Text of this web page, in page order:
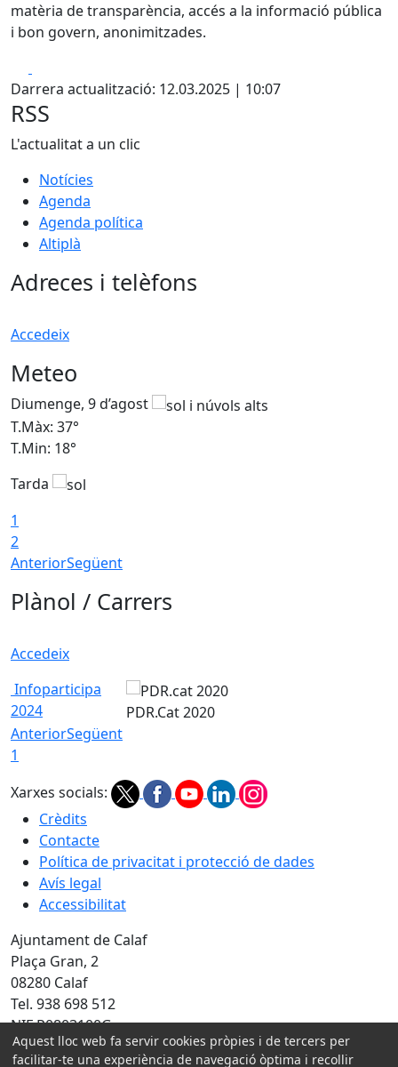
matèria de transparència, accés a la informació pública
i bon govern, anonimitzades.
Darrera actualització: 12.03.2025 | 10:07
RSS
L'actualitat a un clic
Notícies
Agenda
Agenda política
Altiplà
Adreces i telèfons
Accedeix
Meteo
Diumenge, 9 d’agost
T.Màx: 37°
T.Min: 18°
Tarda
1
2
AnteriorSegüent
Plànol / Carrers
Accedeix
Infoparticipa
2024
PDR.Cat 2020
AnteriorSegüent
1
Xarxes socials:
Crèdits
Contacte
Política de privacitat i protecció de dades
Avís legal
Accessibilitat
Ajuntament de Calaf
Plaça Gran, 2
08280 Calaf
Tel. 938 698 512
NIF P0803100G
Amb la col·laboració de:
Aquest lloc web fa servir cookies pròpies i de tercers per
facilitar-te una experiència de navegació òptima i recollir